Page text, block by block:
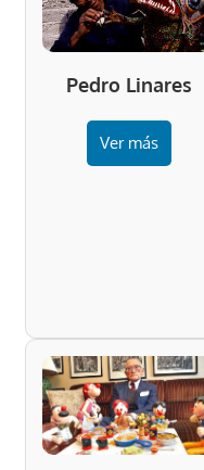
Pedro Linares
Ver más